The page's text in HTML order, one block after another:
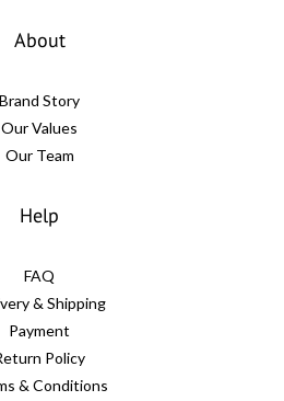
About
Brand Story
Our Values
Our Team
Help
FAQ
& Shipping
Payment
Policy
& Conditions